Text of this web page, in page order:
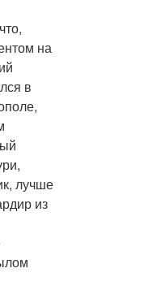
на
в
лучше
из